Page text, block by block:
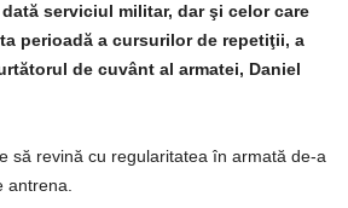
serviciul militar, dar şi celor care
perioadă a cursurilor de repetiţii, a
de cuvânt al armatei, Daniel
să revină cu regularitatea în armată de-a
antrena.